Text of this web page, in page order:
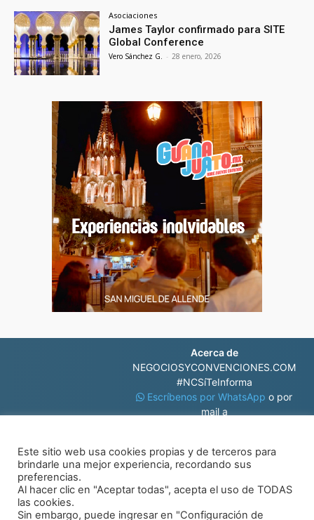
Asociaciones
James Taylor confirmado para SITE
Global Conference
Vero Sánchez G. - 28 enero, 2026
Acerca de
NEGOCIOSYCONVENCIONES.COM
#NCSíTeInforma
Escríbenos por WhatsAppo por
mail a
© Negocios y Convenciones
Este sitio web usa cookies propias y de terceros para
brindarle una mejor experiencia, recordando sus
preferencias.
Al hacer clic en "Aceptar todas", acepta el uso de TODAS
las cookies.
Sin embargo, puede ingresar en "Configuración de